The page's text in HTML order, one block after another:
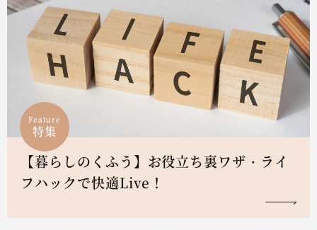
Feature
特集
【暮らしのくふう】お役立ち裏ワザ・ライ
フハックで快適Live！